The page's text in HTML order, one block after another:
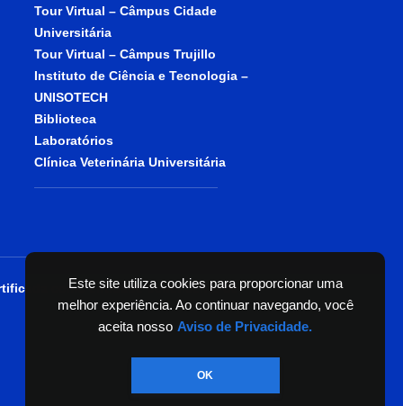
Este site utiliza cookies para proporcionar uma
melhor experiência. Ao continuar navegando, você
aceita nosso Aviso de Privacidade.
OK
Tour Virtual – Câmpus Cidade
Universitária
Tour Virtual – Câmpus Trujillo
Instituto de Ciência e Tecnologia –
UNISOTECH
Biblioteca
Laboratórios
Clínica Veterinária Universitária
como entidade beneficente de